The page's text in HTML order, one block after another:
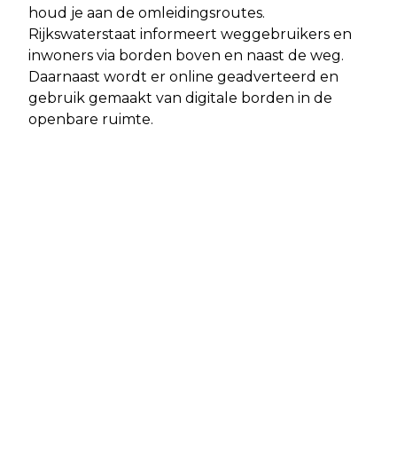
houd je aan de omleidingsroutes.
Rijkswaterstaat informeert weggebruikers en
inwoners via borden boven en naast de weg.
Daarnaast wordt er online geadverteerd en
gebruik gemaakt van digitale borden in de
openbare ruimte.